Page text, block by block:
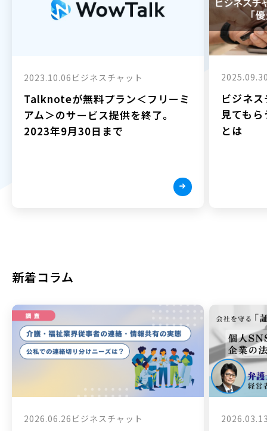
2023.10.06 ビジネスチャット
Talknoteが無料プラン＜フリーミ
アム＞のサービス提供を終了。
2023年9月30日まで
ビジネ
見ても
とは
新着コラム
2026.06.26 ビジネスチャット